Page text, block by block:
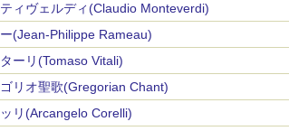
ィヴェルディ(Claudio Monteverdi)
(Jean-Philippe Rameau)
ーリ(Tomaso Vitali)
リオ聖歌(Gregorian Chant)
リ(Arcangelo Corelli)